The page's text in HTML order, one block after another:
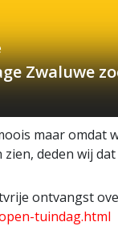
Zwaluwe
maar omdat
deden wij
ontvangst
tuindag.html